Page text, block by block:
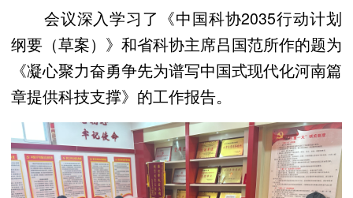
会议深入学习了《中国科协2035行动计划
纲要（草案）》和省科协主席吕国范所作的题为
《凝心聚力奋勇争先为谱写中国式现代化河南篇
章提供科技支撑》的工作报告。